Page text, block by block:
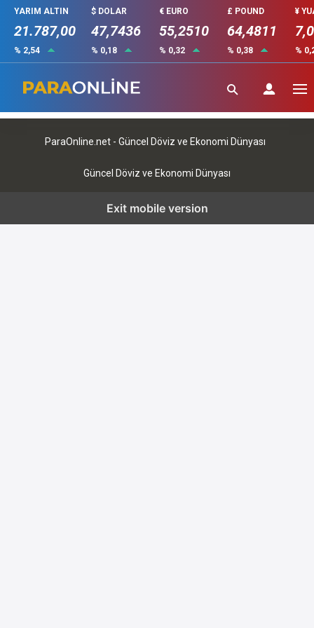
YARIM ALTIN
21.787,00
% 2,54
$ DOLAR
47,7436
% 0,18
€ EURO
55,2510
% 0,32
£ POUND
64,4811
% 0,38
¥
%
ParaOnline
ParaOnline.net - Güncel Döviz ve Ekonomi Dünyası
Güncel Döviz ve Ekonomi Dünyası
Exit mobile version